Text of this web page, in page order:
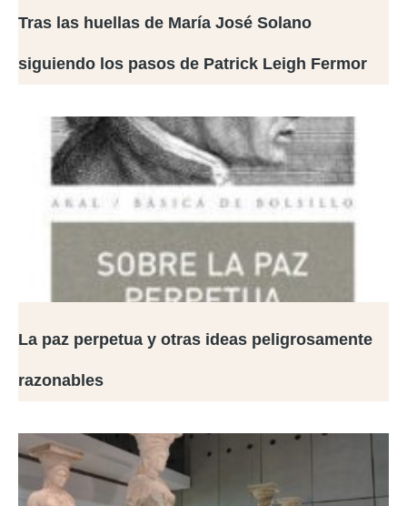
Tras las huellas de María José Solano
siguiendo los pasos de Patrick Leigh Fermor
La paz perpetua y otras ideas peligrosamente
razonables